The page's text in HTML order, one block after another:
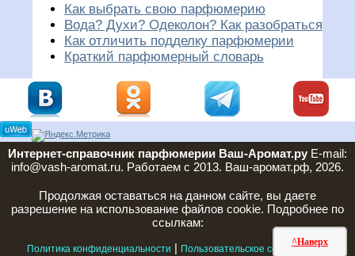
^Наверх
Как выбрать свою парфюмерию
Вода? Духи? Одеколон? Как разобраться
Как отличить подделку парфюмерии
Краткий парфюмерный словарь
Интернет-справочник парфюмерии Ваш-Аромат.ру E-mail:
info@vash-aromat.ru. Работаем с 2013. Ваш-аромат.рф, 2026.
Продолжая оставаться на данном сайте, вы даете
разрешение на использование файлов cookie. Подробнее по
ссылкам:
Политика конфиденциальности | Пользовательское соглашение|